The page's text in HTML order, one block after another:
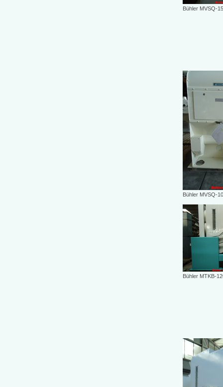
Bühler MVSQ-
Bühler MVSQ-
Bühler MTKB-